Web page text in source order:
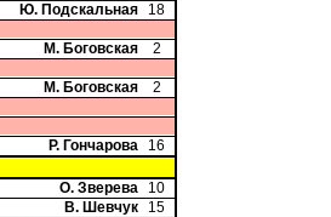
Ю. Подскальная
18
М. Боговская
2
М. Боговская
2
Р. Гончарова 16
О. Зверева
10
В. Шевчук
15